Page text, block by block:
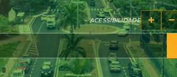
ACESSIBILIDADE